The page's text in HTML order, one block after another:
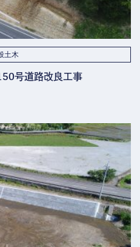
土木
号道路改良工事